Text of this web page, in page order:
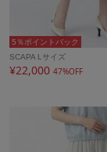
5％ポイントバック
SCAPA Lサイズ
¥22,000 47%OFF